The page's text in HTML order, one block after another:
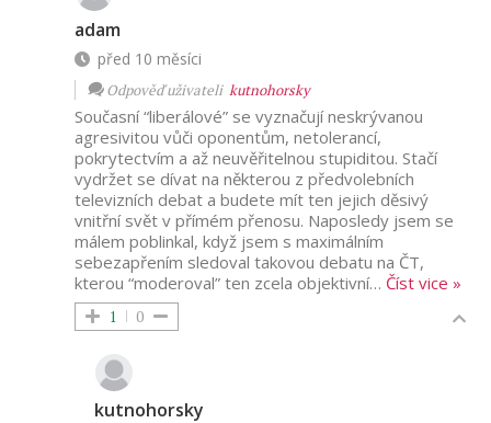
adam
před 10 měsíci
Odpověď uživateli kutnohorsky
Současní “liberálové” se vyznačují neskrývanou
agresivitou vůči oponentům, netolerancí,
pokrytectvím a až neuvěřitelnou stupiditou. Stačí
vydržet se dívat na některou z předvolebních
televizních debat a budete mít ten jejich děsivý
vnitřní svět v přímém přenosu. Naposledy jsem se
málem poblinkal, když jsem s maximálním
sebezapřením sledoval takovou debatu na ČT,
kterou “moderoval” ten zcela objektivní… Číst vice »
1 0
kutnohorsky